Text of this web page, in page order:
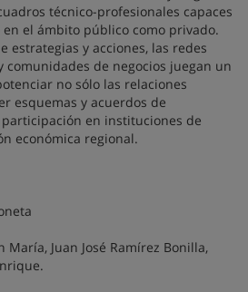
técnico-profesionales capaces
el ámbito público como privado.
estrategias y acciones, las redes
comunidades de negocios juegan un
no sólo las relaciones
esquemas y acuerdos de
en instituciones de
económica regional.
María, Juan José Ramírez Bonilla,